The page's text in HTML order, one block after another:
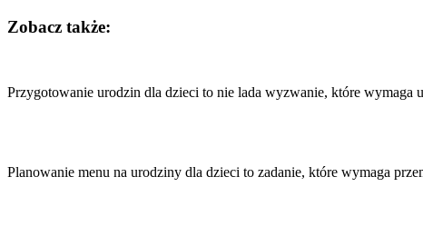
Zobacz także:
Przygotowanie urodzin dla dzieci to nie lada wyzwanie, które
Planowanie menu na urodziny dla dzieci to zadanie, które wymaga
wpisu